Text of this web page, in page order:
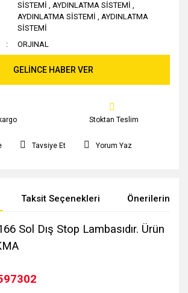
SİSTEMİ ,AYDINLATMA SİSTEMİ ,
AYDINLATMA SİSTEMİ ,AYDINLATMA
SİSTEMİ
ORJINAL
GELİNCE HABER VER
Stoktan Teslim
Tavsiye Et Yorum Yaz
Taksit Seçenekleri Önerileriniz
Sol Dış Stop Lambasıdır. Ürün